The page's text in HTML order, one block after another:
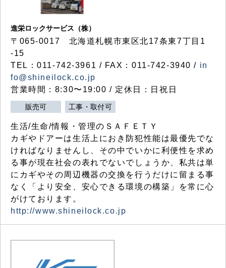
進栄ロックサービス（株）
〒065-0017 北海道札幌市東区北17条東7丁目1
-15
TEL：011-742-3961 / FAX：011-742-3940 / in
fo@shineilock.co.jp
営業時間：8:30〜19:00 / 定休日：日祝日
販売可 工事・取付可
生活/生命/情報・管理のＳＡＦＥＴＹ
カギやドアーは生活上におき防犯性能は最優先でな
ければなりませんし、その中でいかに利便性を求め
る事が現在社会の表れでないでしょうか、私共は単
にカギやその周辺機器の交換を行うだけに留まる事
なく「より安全、安心できる環境の構築」を常に心
がけております。
http://www.shineilock.co.jp